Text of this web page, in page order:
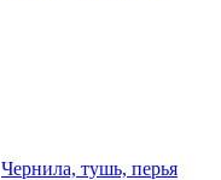
Чернила, тушь, перья